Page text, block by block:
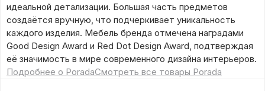
идеальной детализации. Большая часть предметов
создаётся вручную, что подчеркивает уникальность
каждого изделия. Мебель бренда отмечена наградами
Good Design Award и Red Dot Design Award, подтверждая
её значимость в мире современного дизайна интерьеров.
Подробнее о PoradaСмотреть все товары Porada